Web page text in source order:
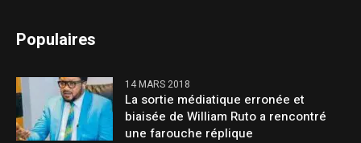
Populaires
14 MARS 2018
La sortie médiatique erronée et
biaisée de William Ruto a rencontré
une farouche réplique